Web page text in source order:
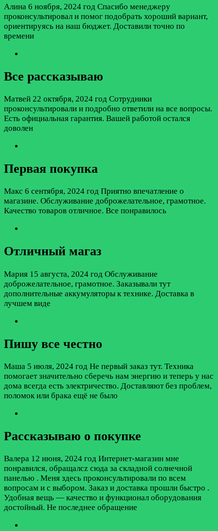
Алина 6 ноября, 2024 год Спасибо менеджеру
проконсультировал и помог подобрать хороший вариант,
ориентируясь на наш бюджет. Доставили точно по
времени
Все рассказываю
Матвей 22 октября, 2024 год Сотрудники
проконсультировали и подробно ответили на все вопросы.
Есть официальная гарантия. Вашей работой остался
доволен
Первая покупка
Макс 6 сентября, 2024 год Приятно впечатление о
магазине. Обслуживание доброжелательное, грамотное.
Качество товаров отличное. Все понравилось
Отличный магаз
Мария 15 августа, 2024 год Обслуживание
доброжелательное, грамотное. Заказывали тут
дополнительные аккумуляторы к технике. Доставка в
лучшем виде
Пишу все честно
Маша 5 июля, 2024 год Не первый заказ тут. Техника
помогает значительно сберечь нам энергию и теперь у нас
дома всегда есть электричество. Доставляют без проблем,
поломок или брака ещё не было
Рассказываю о покупке
Валера 12 июня, 2024 год Интернет-магазин мне
понравился, обращалcz сюда за складной солнечной
панелью . Меня здесь проконсультировали по всем
вопросам и с выбором. Заказ и доставка прошли быстро .
Удобная вещь — качество и функционал оборудования
достойный. Не последнее обращение